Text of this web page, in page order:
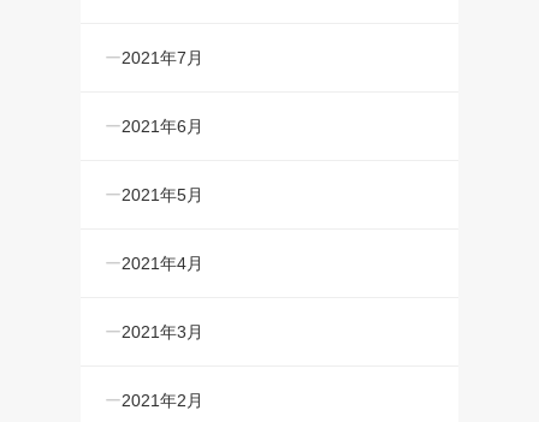
2021年7月
2021年6月
2021年5月
2021年4月
2021年3月
2021年2月